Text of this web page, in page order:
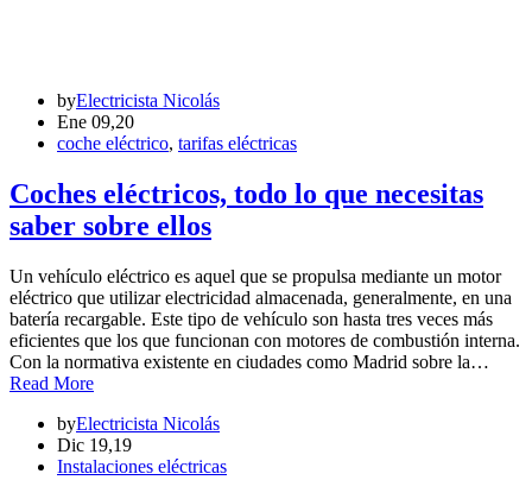
byElectricista Nicolás
Ene 09,20
coche eléctrico, tarifas eléctricas
Coches eléctricos, todo lo que necesitas
saber sobre ellos
Un vehículo eléctrico es aquel que se propulsa mediante un motor
eléctrico que utilizar electricidad almacenada, generalmente, en una
batería recargable. Este tipo de vehículo son hasta tres veces más
eficientes que los que funcionan con motores de combustión interna.
Con la normativa existente en ciudades como Madrid sobre la…
Read More
byElectricista Nicolás
Dic 19,19
Instalaciones eléctricas